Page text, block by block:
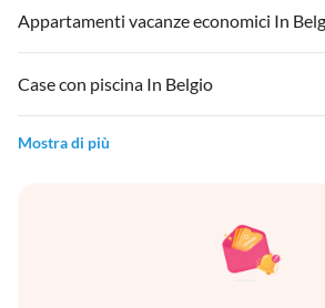
Appartamenti vacanze economici In
Case con piscina In Belgio
Mostra di più